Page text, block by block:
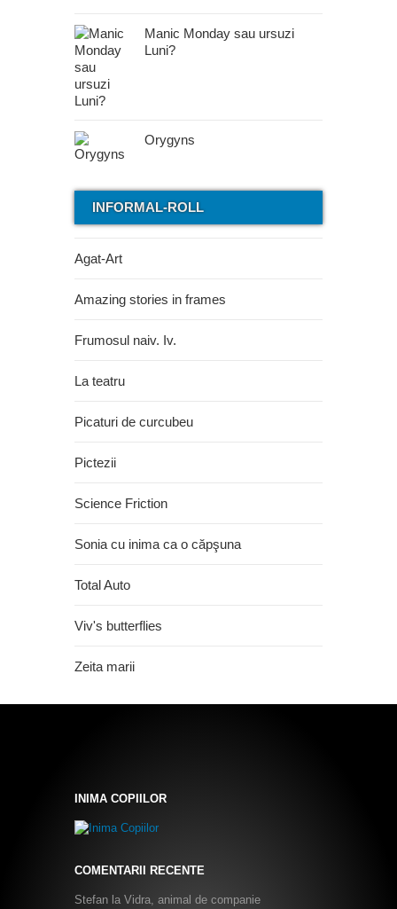
Manic Monday sau ursuzi
Luni?
Orygyns
INFORMAL-ROLL
Agat-Art
Amazing stories in frames
Frumosul naiv. Iv.
La teatru
Picaturi de curcubeu
Pictezii
Science Friction
Sonia cu inima ca o căpşuna
Total Auto
Viv's butterflies
Zeita marii
INIMA COPIILOR
COMENTARII RECENTE
Stefan la Vidra, animal de companie